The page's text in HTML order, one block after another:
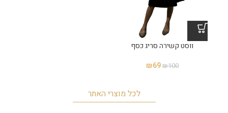
ווסט קשירה סריג כסף
₪100
₪69
לכל מוצרי האתר